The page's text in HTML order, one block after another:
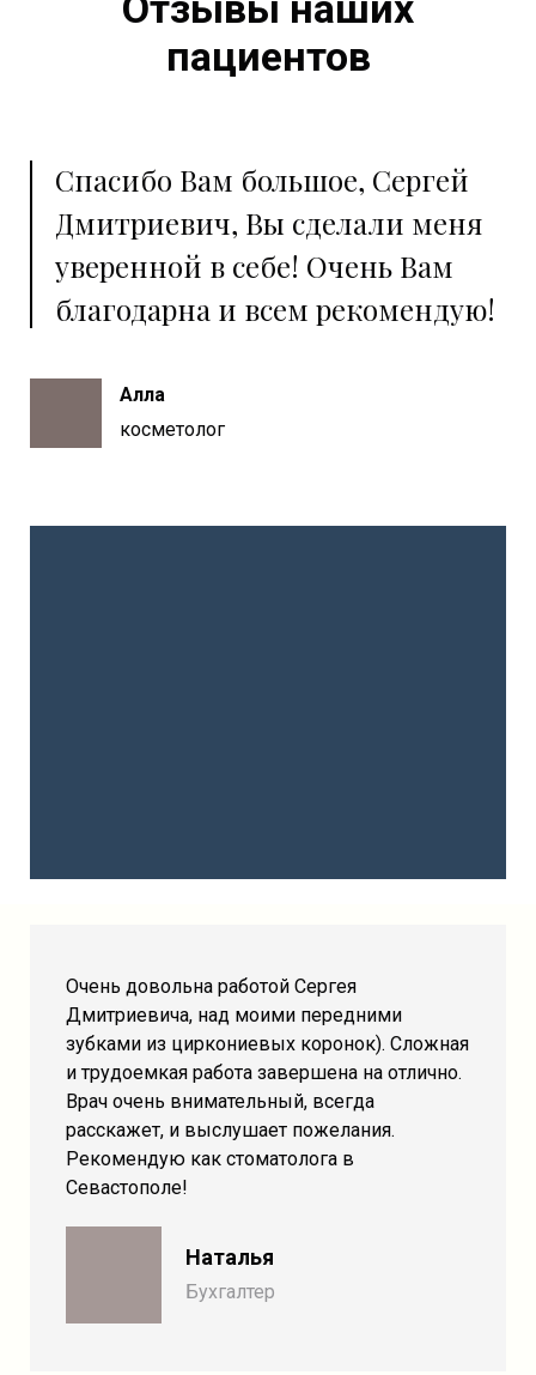
пациентов
Спасибо Вам большое, Сергей
Дмитриевич, Вы сделали меня
уверенной в себе! Очень Вам
благодарна и всем рекомендую!
Алла
косметолог
Очень довольна работой Сергея
Дмитриевича, над моими передними
зубками из циркониевых коронок). Сложная
и трудоемкая работа завершена на отлично.
Врач очень внимательный, всегда
расскажет, и выслушает пожелания.
Рекомендую как стоматолога в
Севастополе!
Наталья
Бухгалтер